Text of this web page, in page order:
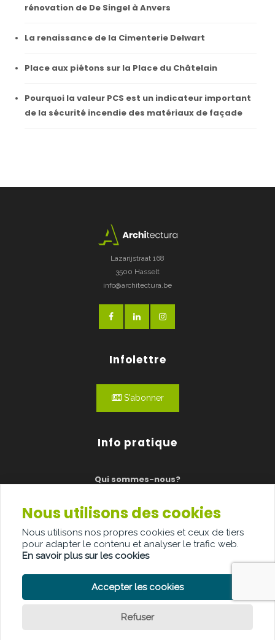
rénovation de De Singel à Anvers
La renaissance de la Cimenterie Delwart
Place aux piétons sur la Place du Châtelain
Pourquoi la valeur PCS est un indicateur important
de la sécurité incendie des matériaux de façade
Lazarijstraat 168
3500 Hasselt
info@architectura.be
Infolettre
S'abonner
Info pratique
Qui sommes-nous?
POLITIQUE DE CONFIDENTIALITÉ
POLITIQUE DE COOKIE
Nous utilisons des cookies
Nous utilisons nos propres cookies et ceux de tiers
pour adapter le contenu et analyser le trafic web.
En savoir plus sur les cookies
Accepter les cookies
Refuser